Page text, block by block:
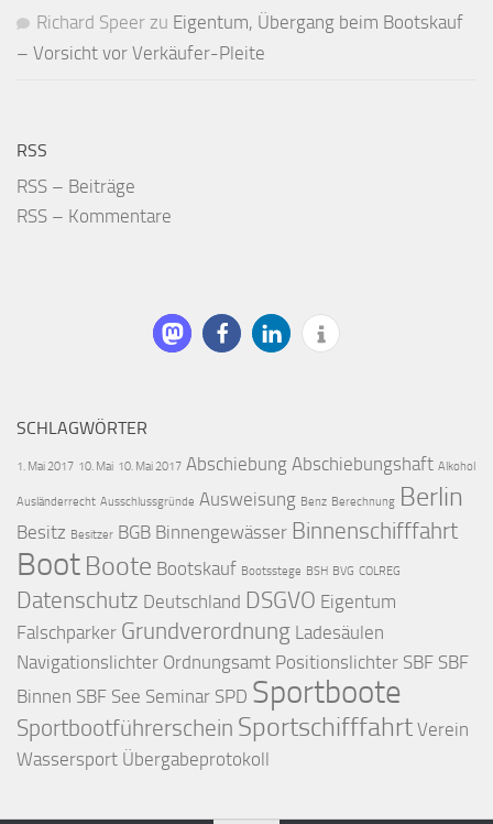
Richard Speer zu Eigentum, Übergang beim Bootskauf
– Vorsicht vor Verkäufer-Pleite
RSS
RSS – Beiträge
RSS – Kommentare
SCHLAGWÖRTER
1. Mai 2017 10. Mai 10. Mai 2017 Abschiebung Abschiebungshaft Alkohol
Ausländerrecht Ausschlussgründe Ausweisung Benz Berechnung Berlin
Besitz Besitzer BGB Binnengewässer Binnenschifffahrt
Boot Boote Bootskauf Bootsstege BSH BVG COLREG
Datenschutz Deutschland DSGVO Eigentum
Falschparker Grundverordnung Ladesäulen
Navigationslichter Ordnungsamt Positionslichter SBF SBF
Binnen SBF See Seminar SPD Sportboote
Sportbootführerschein Sportschifffahrt Verein
Wassersport Übergabeprotokoll